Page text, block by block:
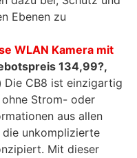
Ebenen zu
WLAN Kamera mit
134,99?,
Die CB8 ist einzigartig
Strom- oder
aus allen
die unkomplizierte
Mit dieser